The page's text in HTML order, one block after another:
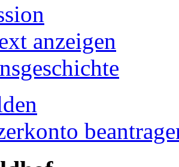
anzeigen